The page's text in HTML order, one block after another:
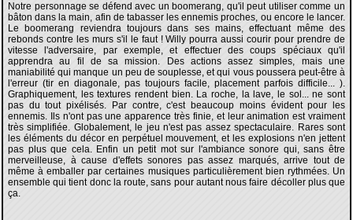
Notre personnage se défend avec un boomerang, qu'il peut utiliser comme un
bâton dans la main, afin de tabasser les ennemis proches, ou encore le lancer.
Le boomerang reviendra toujours dans ses mains, effectuant même des
rebonds contre les murs s'il le faut ! Willy pourra aussi courir pour prendre de
vitesse l'adversaire, par exemple, et effectuer des coups spéciaux qu'il
apprendra au fil de sa mission. Des actions assez simples, mais une
maniabilité qui manque un peu de souplesse, et qui vous poussera peut-être à
l'erreur (tir en diagonale, pas toujours facile, placement parfois difficile... ).
Graphiquement, les textures rendent bien. La roche, la lave, le sol... ne sont
pas du tout pixélisés. Par contre, c'est beaucoup moins évident pour les
ennemis. Ils n'ont pas une apparence très finie, et leur animation est vraiment
très simplifiée. Globalement, le jeu n'est pas assez spectaculaire. Rares sont
les éléments du décor en perpétuel mouvement, et les explosions n'en jettent
pas plus que cela. Enfin un petit mot sur l'ambiance sonore qui, sans être
merveilleuse, à cause d'effets sonores pas assez marqués, arrive tout de
même à emballer par certaines musiques particulièrement bien rythmées. Un
ensemble qui tient donc la route, sans pour autant nous faire décoller plus que
ça.